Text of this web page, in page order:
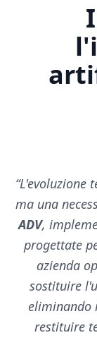
“L'evoluzione
ma una
ADV,
progettate
azienda
sostituire
eliminando
restituire